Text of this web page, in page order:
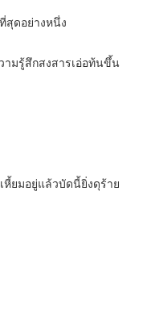
สุดอย่างหนึ่ง
มรู้สึกสงสารเอ่อท้นขึ้น
หี้ยมอยู่แล้วบัดนี้ยิ่งดุร้าย